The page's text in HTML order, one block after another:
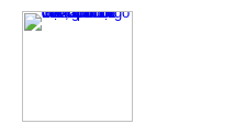
Từ mục này trở xuống là mã nguồn